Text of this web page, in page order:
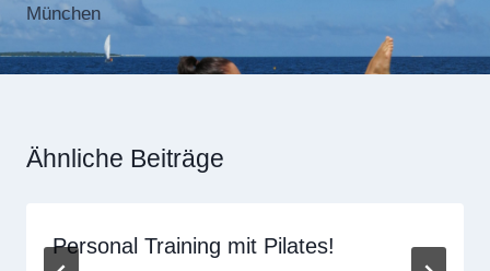
München
Ähnliche Beiträge
Personal Training mit Pilates!